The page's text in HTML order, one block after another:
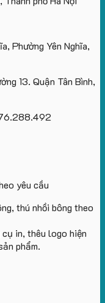
Phường Yên Nghĩa,
13. Quận Tân Bình,
thú nhồi bông theo
in, thêu logo hiện
phẩm.